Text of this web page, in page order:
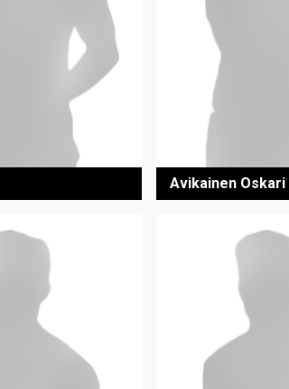
Avikainen Oskari